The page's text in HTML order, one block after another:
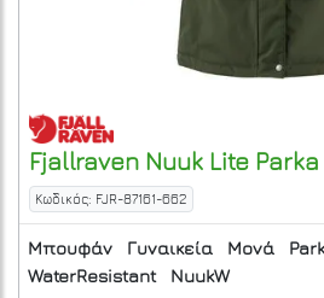
Fjallraven Nuuk Lite Parka
Κωδικός: FJR-87161-662
Μπουφάν Γυναικεία Μονά
WaterResistant
NuukW